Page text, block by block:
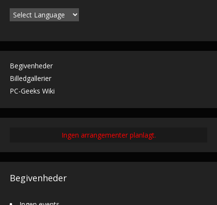
Begivenheder
Billedgallerier
PC-Geeks Wiki
Ingen arrangementer planlagt.
Begivenheder